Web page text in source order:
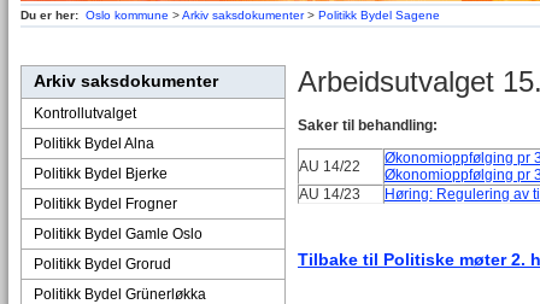
Du er her: Oslo kommune >Arkiv saksdokumenter> Politikk Bydel Sagene
Arkiv saksdokumenter
Kontrollutvalget
Politikk Bydel Alna
Politikk Bydel Bjerke
Politikk Bydel Frogner
Politikk Bydel Gamle Oslo
Politikk Bydel Grorud
Politikk Bydel Grünerløkka
Arbeidsutvalget
Saker til behandling:
AU 14/22
Økonomioppfølging pr
Økonomioppfølging pr
AU 14/23
Høring: Regulering av
Tilbake til Politiske møter 2.